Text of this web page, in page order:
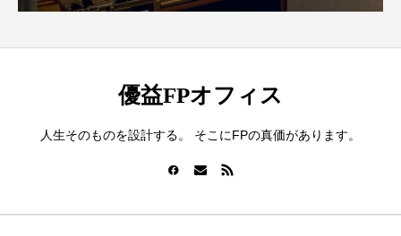
優益FPオフィス
人生そのものを設計する。 そこにFPの真価があります。